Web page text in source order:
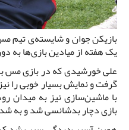
بازیکن جوان و شایسته‌ی تیم
یک هفته از میادین بازی‌ها به
علی خورشیدی که در بازی مس
گرفت و نمایش بسیار خوبی را
با ماشین‌سازی نیز به میدان
بازی دچار بدشانسی شد و به